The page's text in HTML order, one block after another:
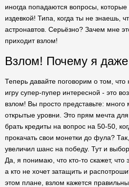
иногда попадаются вопросы,
издевкой! Типа, когда ты не знаешь,
астронавтов. Серьёзно? Зачем мне
приходит взлом!
Взлом! Почему я
Теперь давайте поговорим о том,
игру супер-пупер интересной - это
взлом! Вы просто представьте: много
открытые уровни. Это прям мечта
брать кредиты на вопрос на 50-50,
прокачать свои монетки до фула?
увеличил шанс на победу. Тут и
Да, я понимаю, что кто-то скажет, что
а кто не хочет затащить и
этом плане, взлом кажется